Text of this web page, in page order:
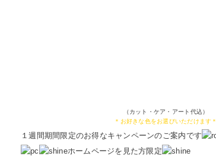
（カット・ケア・アート代込）
＊お好きな色をお選びいただけます＊
１週間期間限定のお得なキャンペーンのご案内です
ホームページを見た方限定